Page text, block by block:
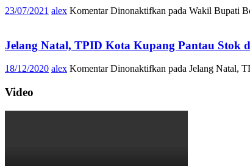
23/07/2021 alex Komentar Dinonaktifkan pada Wakil Bupati
Jelang Natal, TPID Kota Kupang Pantau Stok
18/12/2020 alex Komentar Dinonaktifkan pada Jelang Natal,
Video